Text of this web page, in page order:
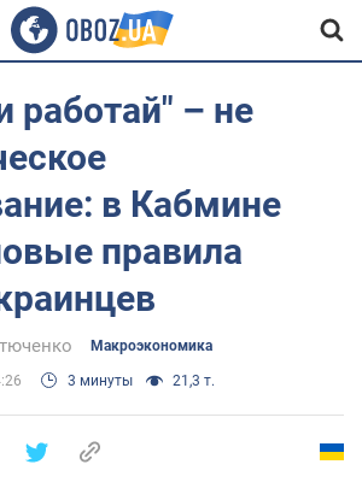
работай" – не
в Кабмине
правила
Mакроэкономика
3 минуты 21,3 т.